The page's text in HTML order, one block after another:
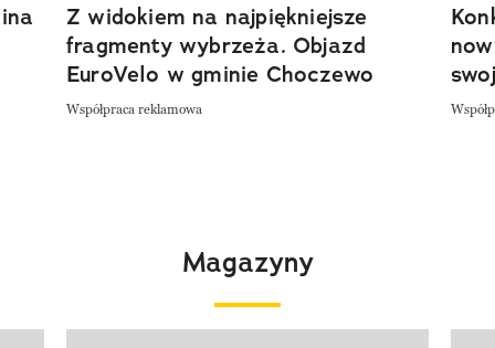
Z widokiem na najpiękniejsze
fragmenty wybrzeża. Objazd
EuroVelo w gminie Choczewo
Współpraca reklamowa
Magazyny